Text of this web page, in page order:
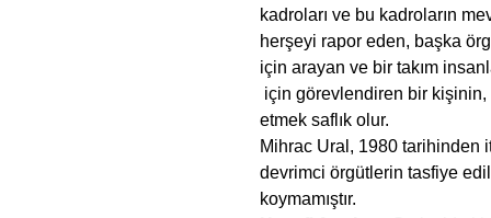
kadroları ve bu kadroların
herşeyi rapor eden, başka
için arayan ve bir takım
için görevlendiren bir kişinin,
etmek saflık olur.
Mihrac Ural, 1980 tarihinden
devrimci örgütlerin tasfiye
koymamıştır.